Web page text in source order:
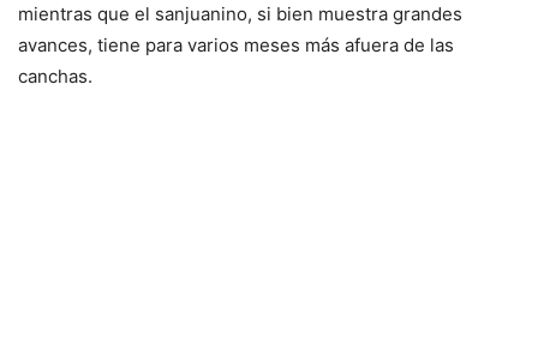
mientras que el sanjuanino, si bien muestra grandes
avances, tiene para varios meses más afuera de las
canchas.